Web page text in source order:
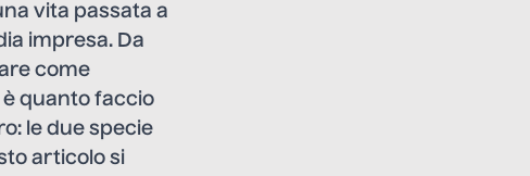
vita passata a
impresa. Da
come
quanto faccio
le due specie
articolo si